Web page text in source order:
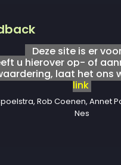
Deze site is er
u hierover op- of
laat het ons
link
Rob Coenen, Annet
Nes